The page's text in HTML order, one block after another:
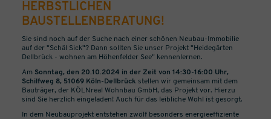
HERBSTLICHEN
BAUSTELLENBERATUNG!
Sie sind noch auf der Suche nach einer schönen Neubau-Immobilie
auf der "Schäl Sick"? Dann sollten Sie unser Projekt "Heidegärten
Dellbrück - wohnen am Höhenfelder See" kennenlernen.
Am Sonntag, den 20.10.2024 in der Zeit von 14:30-16:00 Uhr,
Schilfweg 8, 51069 Köln-Dellbrück stellen wir gemeinsam mit dem
Bauträger, der KÖLNreal Wohnbau GmbH, das Projekt vor. Hierzu
sind Sie herzlich eingeladen! Auch für das leibliche Wohl ist gesorgt.
In dem Neubauprojekt entstehen zwölf besonders energieeffiziente